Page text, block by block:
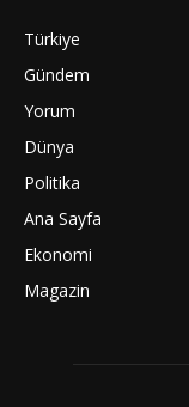
Türkiye
Gündem
Yorum
Dünya
Politika
Ana Sayfa
Ekonomi
Magazin